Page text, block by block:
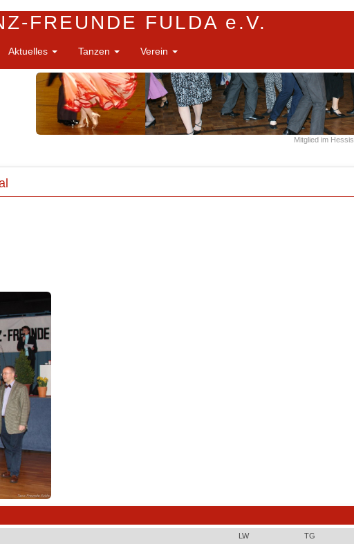
FREUNDE FULDA e.V.
Aktuelles Tanzen Verein
Mitglied im
LW TG